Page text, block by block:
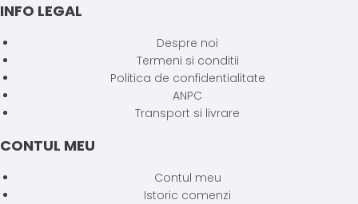
INFO LEGAL
Despre noi
Termeni si conditii
Politica de confidentialitate
ANPC
Transport si livrare
CONTUL MEU
Contul meu
Istoric comenzi